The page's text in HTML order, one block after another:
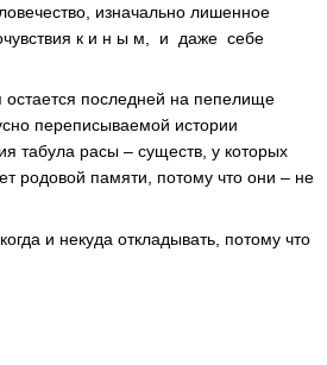
изначально лишенное
к и н ы м, и даже себе
остается последней на пепелище
переписываемой истории
табула расы – существ, у которых
родовой памяти, потому что они – не
и некуда откладывать, потому что